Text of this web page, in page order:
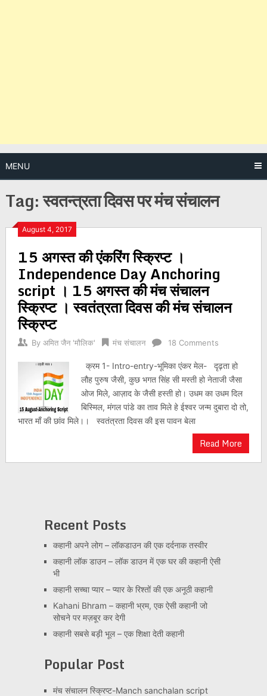
MENU
Tag:स्वतन्त्रता दिवस पर मंच संचालन
August 4, 2017
15 अगस्त की एंकरिंग स्क्रिप्ट ।
Independence Day Anchoring
script । 15 अगस्त की मंच संचालन
स्क्रिप्ट । स्वतंत्रता दिवस की मंच संचालन
स्क्रिप्ट
By अमित जैन 'मौलिक' मंच संचालन 18 Comments
क्रम 1- Intro-entry-भूमिका एंकर मेल- दृढ़ता हो
लौह पुरुष जैसी, कुछ भगत सिंह सी मस्ती हो नेताजी जैसा
ओज मिले, आज़ाद के जैसी हस्ती हो। उधम का उधम दिल
बिस्मिल, मंगल पांडे का ताव मिले हे ईश्वर जन्म दुबारा दो तो,
भारत माँ की छांव मिले।। स्वतंत्रता दिवस की इस पावन बेला
Read More
Posts
navigation
Recent Posts
कहानी अपने लोग – लॉकडाउन की एक दर्दनाक तस्वीर
कहानी लॉक डाउन – लॉक डाउन में एक घर की कहानी ऐसी
भी
कहानी सच्चा प्यार – प्यार के रिश्तों की एक अनूठी कहानी
Kahani Bhram – कहानी भ्रम, एक ऐसी कहानी जो
सोचने पर मज़बूर कर देगी
कहानी सबसे बड़ी भूल – एक शिक्षा देती कहानी
Popular Post
मंच संचालन स्क्रिप्ट-Manch sanchalan script